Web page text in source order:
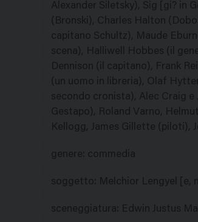
Alexander Siletsky), Sig [gi? in
(Bronski), Charles Halton
capitano Schultz), Maude
scena), Halliwell Hobbes (il
Dennison (il capitano), Frank
(un uomo in libreria), Olaf
secondo cronista), Alec Craig
Gestapo), Roland Varno,
Kellogg, James Gillette (piloti),
genere: commedia
soggetto: Melchior Lengyel [e,
sceneggiatura: Edwin Justus